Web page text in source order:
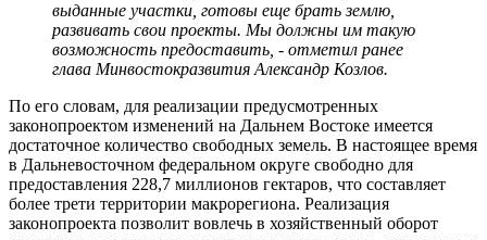
выданные участки, готовы еще брать землю,
развивать свои проекты. Мы должны им такую
возможность предоставить, - отметил ранее
глава Минвостокразвития Александр Козлов.
По его словам, для реализации предусмотренных
законопроектом изменений на Дальнем Востоке имеется
достаточное количество свободных земель. В настоящее время
в Дальневосточном федеральном округе свободно для
предоставления 228,7 миллионов гектаров, что составляет
более трети территории макрорегиона. Реализация
законопроекта позволит вовлечь в хозяйственный оборот